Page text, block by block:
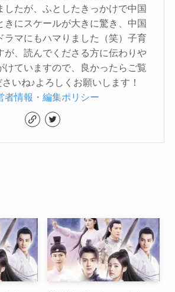
したが、ふとしたきっかけで中国
きにスケールが大きに驚き、中国
ラマにもハマりました（笑）子育
が、読んでくださる方に伝わりや
けていますので、良かったらご覧
いね♪よろしくお願いします！
者情報・編集ポリシー